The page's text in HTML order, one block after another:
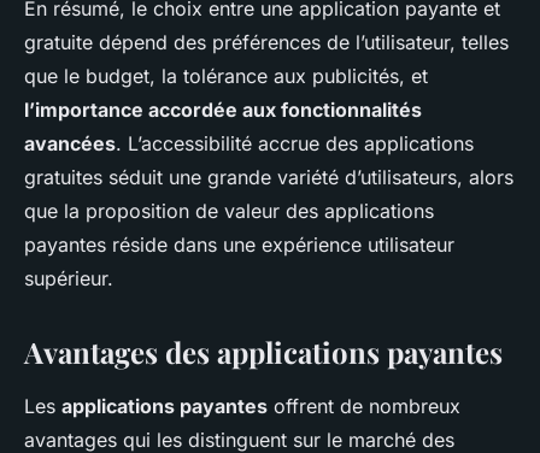
En résumé, le choix entre une application payante et
gratuite dépend des préférences de l’utilisateur, telles
que le budget, la tolérance aux publicités, et
l’importance accordée aux fonctionnalités
avancées. L’accessibilité accrue des applications
gratuites séduit une grande variété d’utilisateurs, alors
que la proposition de valeur des applications
payantes réside dans une expérience utilisateur
supérieur.
Avantages des applications payantes
Les applications payantes offrent de nombreux
avantages qui les distinguent sur le marché des